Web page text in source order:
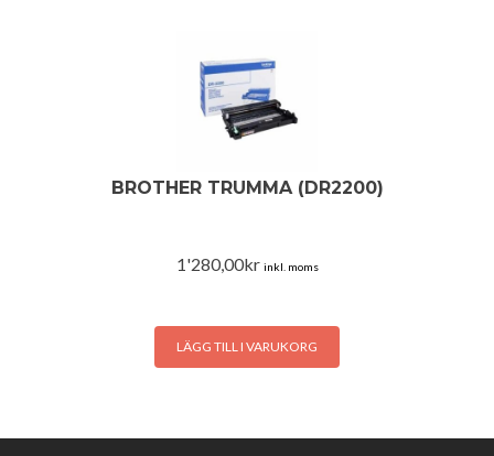
BROTHER TRUMMA (DR2200)
1'280,00kr inkl. moms
LÄGG TILL I VARUKORG